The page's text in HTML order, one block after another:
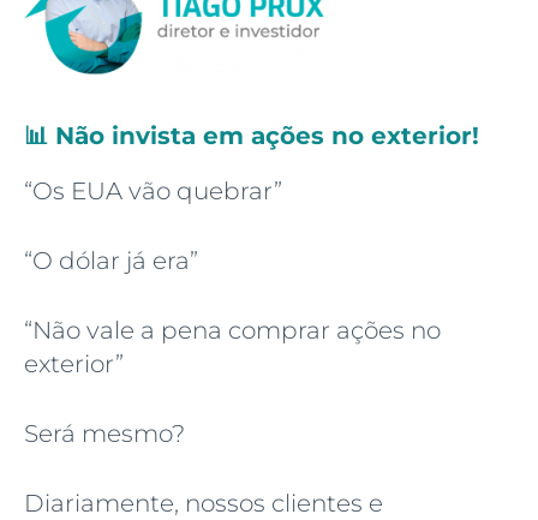
📊 Não invista em ações no exterior!
“Os EUA vão quebrar”
“O dólar já era”
“Não vale a pena comprar ações no
exterior”
Será mesmo?
Diariamente, nossos clientes e